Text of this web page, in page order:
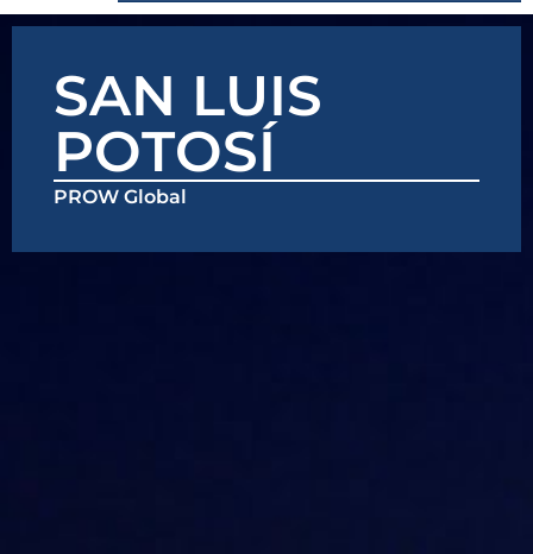
SAN LUIS
POTOSÍ
PROW Global